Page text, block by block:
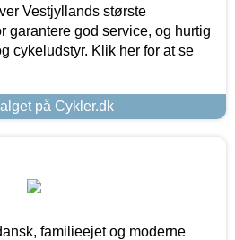
Vestjyllands største
garantere god service, og hurtig
cykeludstyr. Klik her for at se
på Cykler.dk
familieejet og moderne